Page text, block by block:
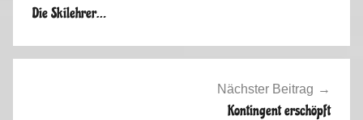
e
r
Die Skilehrer…
Nächster Beitrag
Kontingent erschöpft